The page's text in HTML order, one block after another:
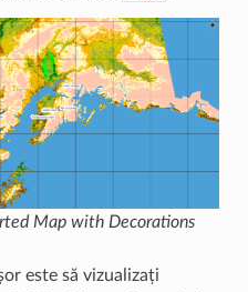
Map with Decorations
este să vizualizați